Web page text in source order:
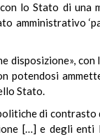
lo Stato di una
amministrativo
disposizione»,
potendosi
Stato.
di
[…] e degli enti